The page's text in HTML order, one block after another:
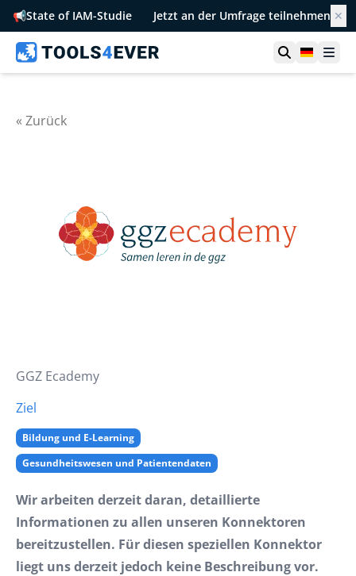
📢State of IAM-Studie Jetzt an der Umfrage teilnehmen ✕
Suche
« Zurück
GGZ Ecademy
Ziel
Bildung und E-Learning
Gesundheitswesen und Patientendaten
Wir arbeiten derzeit daran, detaillierte
Informationen zu allen unseren Konnektoren
bereitzustellen. Für diesen speziellen Konnektor
liegt uns derzeit jedoch keine Beschreibung vor.